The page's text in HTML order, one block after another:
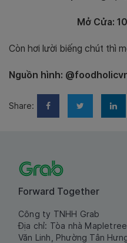
Mở Cửa:
Còn hơi lười biếng chút thì
Nguồn hình:
Share:
Forward Together
Công ty TNHH Grab
Địa chỉ: Tòa nhà
Văn Linh, Phường Tân